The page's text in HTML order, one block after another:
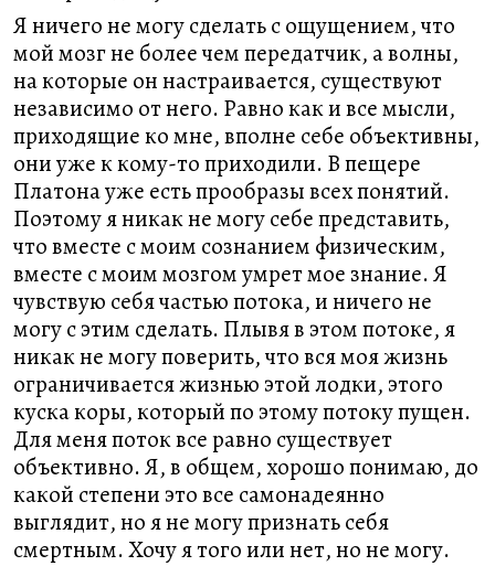
Я ничего не могу сделать с ощущением, что
мой мозг не более чем передатчик, а волны,
на которые он настраивается, существуют
независимо от него. Равно как и все мысли,
приходящие ко мне, вполне себе объективны,
они уже к кому-то приходили. В пещере
Платона уже есть прообразы всех понятий.
Поэтому я никак не могу себе представить,
что вместе с моим сознанием физическим,
вместе с моим мозгом умрет мое знание. Я
чувствую себя частью потока, и ничего не
могу с этим сделать. Плывя в этом потоке, я
никак не могу поверить, что вся моя жизнь
ограничивается жизнью этой лодки, этого
куска коры, который по этому потоку пущен.
Для меня поток все равно существует
объективно. Я, в общем, хорошо понимаю, до
какой степени это все самонадеянно
выглядит, но я не могу признать себя
смертным. Хочу я того или нет, но не могу.